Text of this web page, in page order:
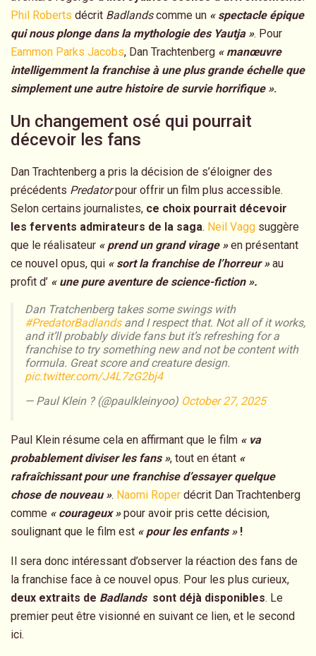
Phil Roberts décrit Badlandscomme un « spectacle épique
qui nous plonge dans la mythologie des Yautja ». Pour
Eammon Parks Jacobs, Dan Trachtenberg « manœuvre
intelligemment la franchise à une plus grande échelle que
simplement une autre histoire de survie horrifique ».
Un changement osé qui pourrait
décevoir les fans
Dan Trachtenberg a pris la décision de s’éloigner des
précédents Predatorpour offrir un film plus accessible.
Selon certains journalistes, ce choix pourrait décevoir
les fervents admirateurs de la saga. Neil Vagg suggère
que le réalisateur « prend un grand virage »en présentant
ce nouvel opus, qui « sort la franchise de l’horreur »au
profit d’ « une pure aventure de science-fiction ».
Dan Tratchenberg takes some swings with
#PredatorBadlandsand I respect that. Not all of it works,
and it’ll probably divide fans but it’s refreshing for a
franchise to try something new and not be content with
formula. Great score and creature design.
pic.twitter.com/J4L7zG2bj4
— Paul Klein ? (@paulkleinyoo) October 27, 2025
Paul Klein résume cela en affirmant que le film « va
probablement diviser les fans », tout en étant «
rafraîchissant pour une franchise d’essayer quelque
chose de nouveau ». Naomi Roper décrit Dan Trachtenberg
comme « courageux »pour avoir pris cette décision,
soulignant que le film est « pour les enfants »!
Il sera donc intéressant d’observer la réaction des fans de
la franchise face à ce nouvel opus. Pour les plus curieux,
deux extraits de Badlands sont déjà disponibles. Le
premier peut être visionné en suivant ce lien, et le second
ici.